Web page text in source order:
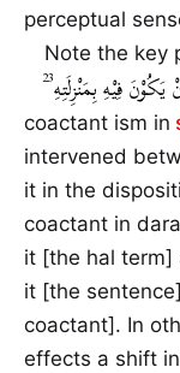
perceptual
Note the key
يَكُوْنَ فِيْهِ بِمَنْزِلَتِهِ
coactant ism in
intervened
it in the
coactant in
it [the hal term]
it [the
coactant]. In
effects a shift